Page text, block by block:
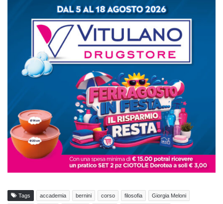
Tags accademia bernini corso filosofia Giorgia Meloni